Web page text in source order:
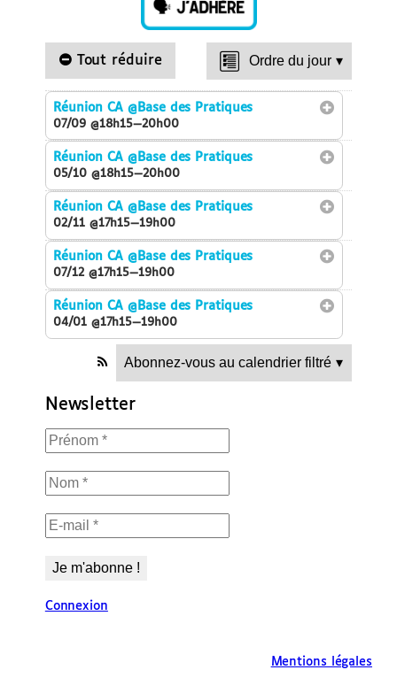
Tout réduire Ordre du jour ▾
Réunion CA@Base des Pratiques
07/09 @18h15—20h00
Réunion CA@Base des Pratiques
05/10 @18h15—20h00
Réunion CA@Base des Pratiques
02/11 @17h15—19h00
Réunion CA@Base des Pratiques
07/12 @17h15—19h00
Réunion CA@Base des Pratiques
04/01 @17h15—19h00
Abonnez-vous au calendrier filtré ▾
Newsletter
Connexion
Mentions légales